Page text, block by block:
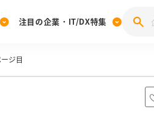
[27卒] 本選考体験記投稿キャンペーン
注目の企業・IT/DX特集
ジ目